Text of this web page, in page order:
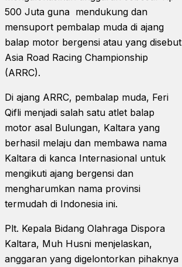
500 Juta guna mendukung dan
mensuport pembalap muda di ajang
balap motor bergensi atau yang disebut
Asia Road Racing Championship
(ARRC).
Di ajang ARRC, pembalap muda, Feri
Qifli menjadi salah satu atlet balap
motor asal Bulungan, Kaltara yang
berhasil melaju dan membawa nama
Kaltara di kanca Internasional untuk
mengikuti ajang bergensi dan
mengharumkan nama provinsi
termudah di Indonesia ini.
Plt. Kepala Bidang Olahraga Dispora
Kaltara, Muh Husni menjelaskan,
anggaran yang digelontorkan pihaknya